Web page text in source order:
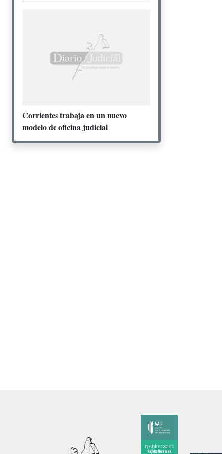
Corrientes trabaja en un nuevo
modelo de oficina judicial